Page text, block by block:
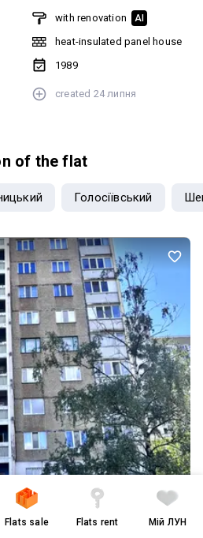
для життя.В кватрі
будинку нові ліфти,парадне
вільна. В квартирі
комісія 3% (працюємо з
with renovation AI
heat-insulated panel house
1989
created 24 липня
of the flat
Голосіївський
Flats sale Flats rent Мій ЛУН